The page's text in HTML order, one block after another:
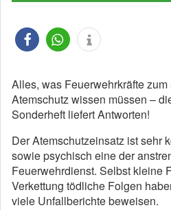
Alles, was Feuerwehrkräfte
Atemschutz wissen müssen –
Sonderheft liefert Antworten!
Der Atemschutzeinsatz ist sehr
sowie psychisch eine der
Feuerwehrdienst. Selbst kleine
Verkettung tödliche Folgen
viele Unfallberichte beweisen.